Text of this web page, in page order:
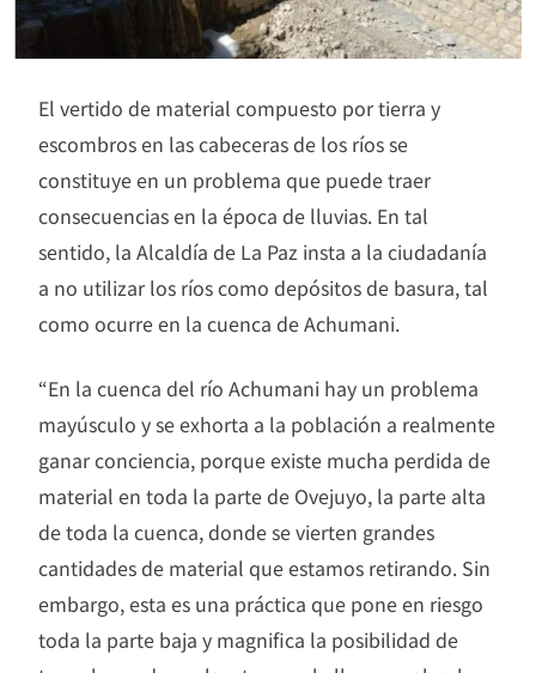
El vertido de material compuesto por tierra y
escombros en las cabeceras de los ríos se
constituye en un problema que puede traer
consecuencias en la época de lluvias. En tal
sentido, la Alcaldía de La Paz insta a la ciudadanía
a no utilizar los ríos como depósitos de basura, tal
como ocurre en la cuenca de Achumani.
“En la cuenca del río Achumani hay un problema
mayúsculo y se exhorta a la población a realmente
ganar conciencia, porque existe mucha perdida de
material en toda la parte de Ovejuyo, la parte alta
de toda la cuenca, donde se vierten grandes
cantidades de material que estamos retirando. Sin
embargo, esta es una práctica que pone en riesgo
toda la parte baja y magnifica la posibilidad de